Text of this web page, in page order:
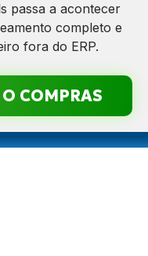
passa a acontecer
completo e
fora do ERP.
COMPRAS